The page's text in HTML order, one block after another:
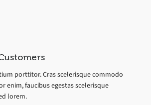
porttitor. Cras scelerisque commodo
enim, faucibus egestas scelerisque
lorem.